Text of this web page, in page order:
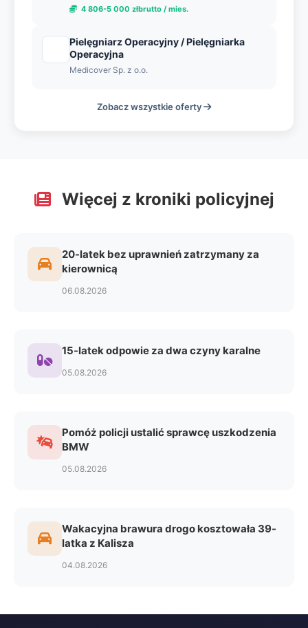
4 806-5 000 złbrutto / mies.
Pielęgniarz Operacyjny / Pielęgniarka
Operacyjna
Medicover Sp. z o.o.
Zobacz wszystkie oferty
Więcej z kroniki policyjnej
20-latek bez uprawnień zatrzymany za
kierownicą
06.08.2026
15-latek odpowie za dwa czyny karalne
05.08.2026
Pomóż policji ustalić sprawcę uszkodzenia
BMW
05.08.2026
Wakacyjna brawura drogo kosztowała 39-
latka z Kalisza
04.08.2026